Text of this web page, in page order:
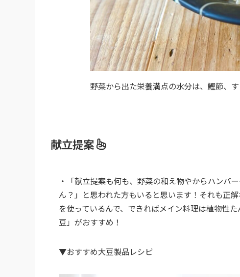
野菜から出た栄養満点の水分は、鰹節、
献立提案
・「献立提案も何も、野菜の和え物やからハンバ
ん？」と思われた方もいると思います！それも正
を使っているんで、できればメイン料理は植物性
豆」がおすすめ！
▼おすすめ大豆製品レシピ